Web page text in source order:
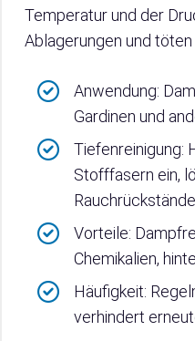
Temperatur und der
Ablagerungen und
Anwendung:
Gardinen und
Tiefenreinigung:
Stofffasern ein,
Rauchrückstände.
Vorteile:
Chemikalien,
Häufigkeit:
verhindert